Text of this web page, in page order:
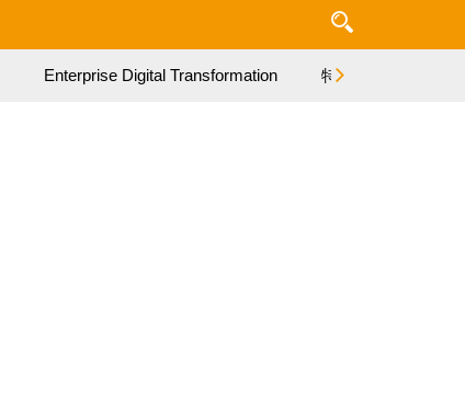
Enterprise Digital Transformation 特集